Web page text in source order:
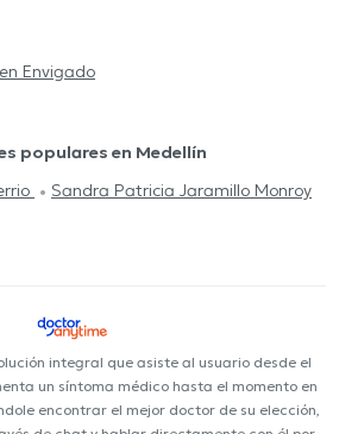
Envigado
populares en Medellín
Sandra Patricia Jaramillo Monroy
integral que asiste al usuario desde el
un síntoma médico hasta el momento en
encontrar el mejor doctor de su elección,